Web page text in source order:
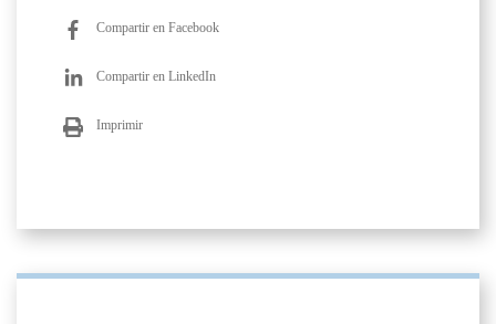
Compartir en Facebook
Compartir en LinkedIn
Imprimir